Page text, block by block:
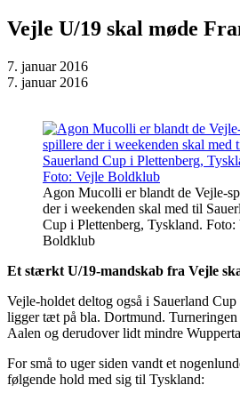
Vejle U/19 skal møde
7. januar 2016
7. januar 2016
Agon Mucolli er blandt de Vejle-
der i weekenden skal med til
Cup i Plettenberg, Tyskland. Foto:
Boldklub
Et stærkt U/19-mandskab fra Vejle
Vejle-holdet deltog også i Sauerland
ligger tæt på bla. Dortmund.
Aalen og derudover lidt mindre
For små to uger siden vandt et
følgende hold med sig til Tyskland: